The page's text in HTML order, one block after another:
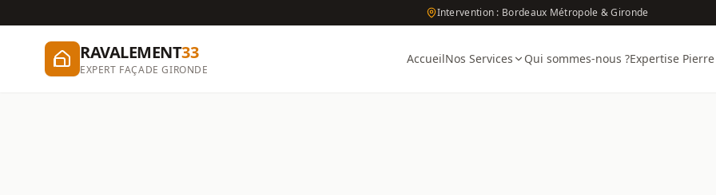
Intervention : Bordeaux Métropole & Gironde
RAVALEMENT33
EXPERT FAÇADE GIRONDE
AccueilNos Services Qui sommes-nous ?Expertise Pierre